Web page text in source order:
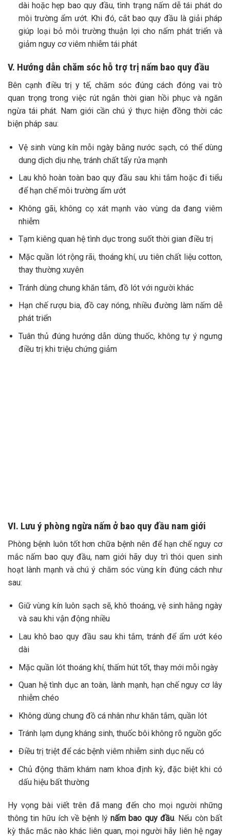
dài hoặc hẹp bao quy đầu, tình trạng nấm dễ tái phát do
môi trường ẩm ướt. Khi đó, cắt bao quy đầu là giải pháp
giúp loại bỏ môi trường thuận lợi cho nấm phát triển và
giảm nguy cơ viêm nhiễm tái phát
V. Hướng dẫn chăm sóc hỗ trợ trị nấm bao quy đầu
Bên cạnh điều trị y tế, chăm sóc đúng cách đóng vai trò
quan trọng trong việc rút ngắn thời gian hồi phục và ngăn
ngừa tái phát. Nam giới cần chú ý thực hiện đồng thời các
biện pháp sau:
Vệ sinh vùng kín mỗi ngày bằng nước sạch, có thể dùng
dung dịch dịu nhẹ, tránh chất tẩy rửa mạnh
Lau khô hoàn toàn bao quy đầu sau khi tắm hoặc đi tiểu
để hạn chế môi trường ẩm ướt
Không gãi, không cọ xát mạnh vào vùng da đang viêm
nhiễm
Tạm kiêng quan hệ tình dục trong suốt thời gian điều trị
Mặc quần lót rộng rãi, thoáng khí, ưu tiên chất liệu cotton,
thay thường xuyên
Tránh dùng chung khăn tắm, đồ lót với người khác
Hạn chế rượu bia, đồ cay nóng, nhiều đường làm nấm dễ
phát triển
Tuân thủ đúng hướng dẫn dùng thuốc, không tự ý ngưng
điều trị khi triệu chứng giảm
VI. Lưu ý phòng ngừa nấm ở bao quy đầu nam giới
Phòng bệnh luôn tốt hơn chữa bệnh nên để hạn chế nguy cơ
mắc nấm bao quy đầu, nam giới hãy duy trì thói quen sinh
hoạt lành mạnh và chú ý chăm sóc vùng kín đúng cách như
sau:
Giữ vùng kín luôn sạch sẽ, khô thoáng, vệ sinh hằng ngày
và sau khi vận động nhiều
Lau khô bao quy đầu sau khi tắm, tránh để ẩm ướt kéo
dài
Mặc quần lót thoáng khí, thấm hút tốt, thay mới mỗi ngày
Quan hệ tình dục an toàn, lành mạnh, hạn chế nguy cơ lây
nhiễm chéo
Không dùng chung đồ cá nhân như khăn tắm, quần lót
Tránh lạm dụng kháng sinh, thuốc bôi không rõ nguồn gốc
Điều trị triệt để các bệnh viêm nhiễm sinh dục nếu có
Chủ động thăm khám nam khoa định kỳ, đặc biệt khi có
dấu hiệu bất thường
Hy vọng bài viết trên đã mang đến cho mọi người những
thông tin hữu ích về bệnh lýnấm bao quy đầu. Nếu còn bất
kỳ thắc mắc nào khác liên quan, mọi người hãy liên hệ ngay